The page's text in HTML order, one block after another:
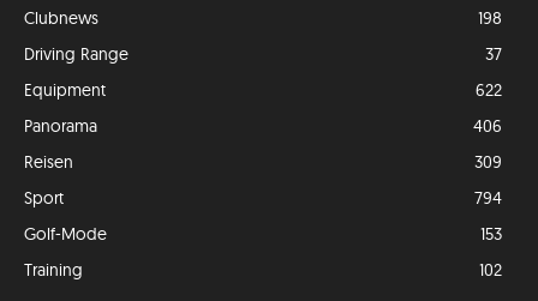
Clubnews
198
Driving Range
37
Equipment
622
Panorama
406
Reisen
309
Sport
794
Golf-Mode
153
Training
102